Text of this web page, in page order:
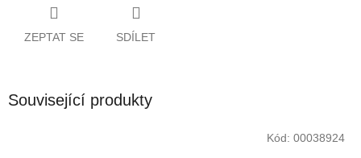
ZEPTAT SE SDÍLET
Související produkty
Kód: 00038924